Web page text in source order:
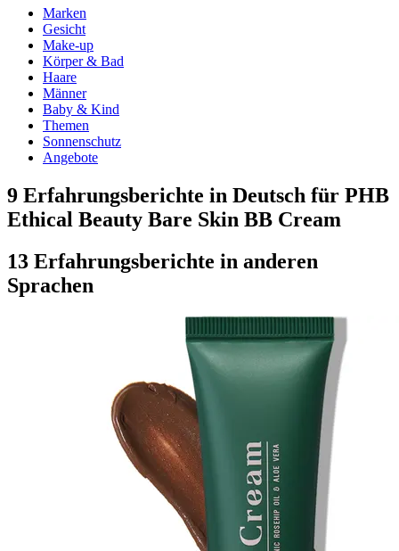
Marken
Gesicht
Make-up
Körper & Bad
Haare
Männer
Baby & Kind
Themen
Sonnenschutz
Angebote
9 Erfahrungsberichte in Deutsch für PHB
Ethical Beauty Bare Skin BB Cream
13 Erfahrungsberichte in anderen
Sprachen